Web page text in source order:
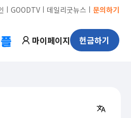
ㅣ GOODTVㅣ 데일리굿뉴스 ㅣ 문의하기
마이페이지 헌금하기